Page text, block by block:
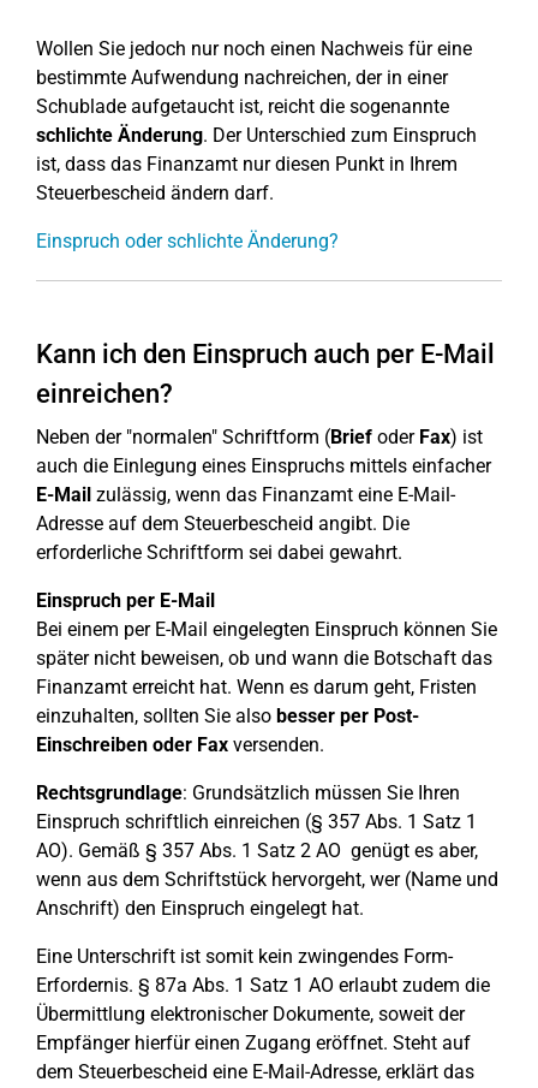
Wollen Sie jedoch nur noch einen Nachweis für eine
bestimmte Aufwendung nachreichen, der in einer
Schublade aufgetaucht ist, reicht die sogenannte
schlichte Änderung. Der Unterschied zum Einspruch
ist, dass das Finanzamt nur diesen Punkt in Ihrem
Steuerbescheid ändern darf.
Einspruch oder schlichte Änderung?
Kann ich den Einspruch auch per E-Mail
einreichen?
Neben der "normalen" Schriftform (Brief oder Fax) ist
auch die Einlegung eines Einspruchs mittels einfacher
E-Mail zulässig, wenn das Finanzamt eine E-Mail-
Adresse auf dem Steuerbescheid angibt. Die
erforderliche Schriftform sei dabei gewahrt.
Einspruch per E-Mail
Bei einem per E-Mail eingelegten Einspruch können Sie
später nicht beweisen, ob und wann die Botschaft das
Finanzamt erreicht hat. Wenn es darum geht, Fristen
einzuhalten, sollten Sie also besser per Post-
Einschreiben oder Fax versenden.
Rechtsgrundlage: Grundsätzlich müssen Sie Ihren
Einspruch schriftlich einreichen (§ 357 Abs. 1 Satz 1
AO). Gemäß § 357 Abs. 1 Satz 2 AO genügt es aber,
wenn aus dem Schriftstück hervorgeht, wer (Name und
Anschrift) den Einspruch eingelegt hat.
Eine Unterschrift ist somit kein zwingendes Form-
Erfordernis. § 87a Abs. 1 Satz 1 AO erlaubt zudem die
Übermittlung elektronischer Dokumente, soweit der
Empfänger hierfür einen Zugang eröffnet. Steht auf
dem Steuerbescheid eine E-Mail-Adresse, erklärt das